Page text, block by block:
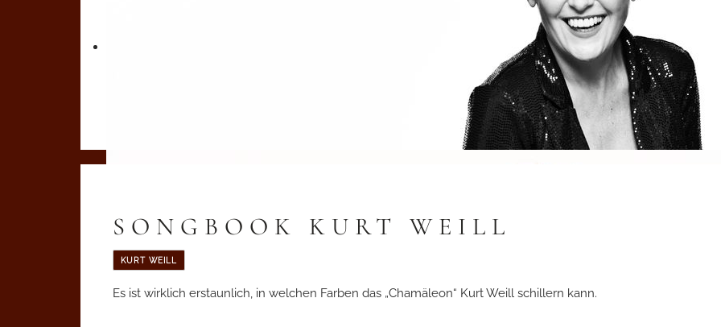
SONGBOOK KURT WEILL
KURT WEILL
Es ist wirklich erstaunlich, in welchen Farben das „Chamäleon“ Kurt Weill schillern kann.